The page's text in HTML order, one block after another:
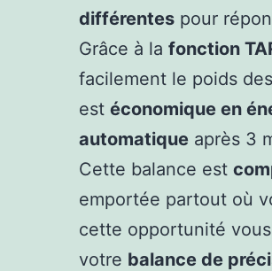
différentespour
Grâce à la fonction
facilement le poids
est économique en
automatiqueaprès 3
Cette balance est
emportée partout où
cette opportunité
votre balance de